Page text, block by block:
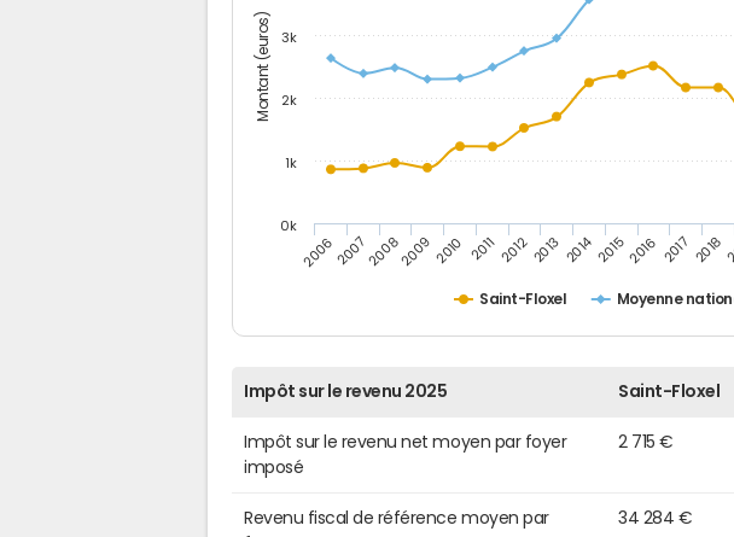
Montant (euros)
Saint-Floxel Moyenne
20062007200820092010 2011 20122013 201420152016 2017 2018
0k
1k
2k
3k
Impôt sur le revenu 2025 Saint-Floxel
Impôt sur le revenu net moyen par foyer
imposé
2 715 €
Revenu fiscal de référence moyen par
34 284 €